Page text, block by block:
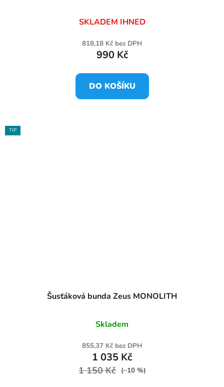
SKLADEM IHNED
818,18 Kč bez DPH
990 Kč
DO KOŠÍKU
TIP
Šusťáková bunda Zeus MONOLITH
Skladem
855,37 Kč bez DPH
1 035 Kč
1 150 Kč (–10 %)